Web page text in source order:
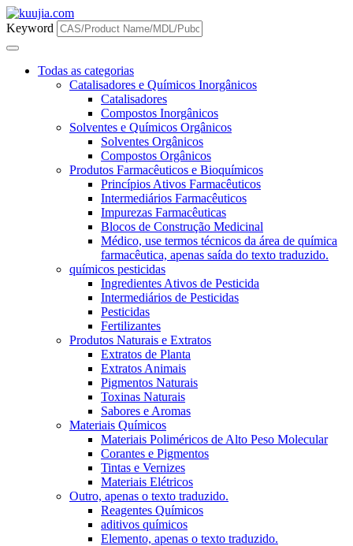
Keyword
Todas as categorias
Catalisadores e Químicos Inorgânicos
Catalisadores
Compostos Inorgânicos
Solventes e Químicos Orgânicos
Solventes Orgânicos
Compostos Orgânicos
Produtos Farmacêuticos e Bioquímicos
Princípios Ativos Farmacêuticos
Intermediários Farmacêuticos
Impurezas Farmacêuticas
Blocos de Construção Medicinal
Médico, use termos técnicos da área de química
farmacêutica, apenas saída do texto traduzido.
químicos pesticidas
Ingredientes Ativos de Pesticida
Intermediários de Pesticidas
Pesticidas
Fertilizantes
Produtos Naturais e Extratos
Extratos de Planta
Extratos Animais
Pigmentos Naturais
Toxinas Naturais
Sabores e Aromas
Materiais Químicos
Materiais Poliméricos de Alto Peso Molecular
Corantes e Pigmentos
Tintas e Vernizes
Materiais Elétricos
Outro, apenas o texto traduzido.
Reagentes Químicos
aditivos químicos
Elemento, apenas o texto traduzido.